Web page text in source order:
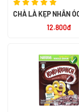
CHÀ LÀ KẸP NHÂN
MIX NUTS 60G -
12.800đ